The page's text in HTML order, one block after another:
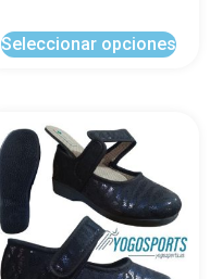
Seleccionar opciones